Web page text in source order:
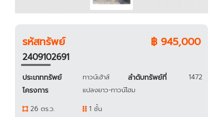
รหัสทรัพย์
2409102691
฿ 945,000
ประเภททรัพย์ ทาวน์เฮ้าส์ ลำดับทรัพย์ที่ 1472
โครงการ
แปลงยาว-ทาวน์โฮม
26 ตร.ว.
1 ชั้น